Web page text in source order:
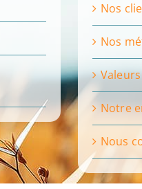
Nos
Nos
Notre
Nous